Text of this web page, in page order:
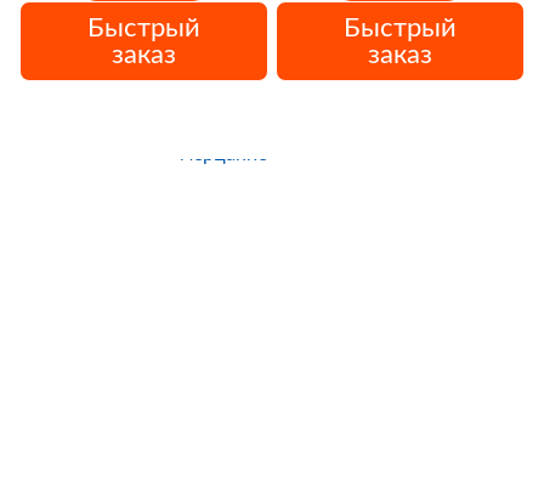
Быстрый
заказ
Быстрый
заказ